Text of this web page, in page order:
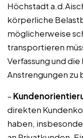
Höchstadt
körperliche
möglicherweise
transportieren
Verfassung und
Anstrengungen zu
–
direkten
haben,